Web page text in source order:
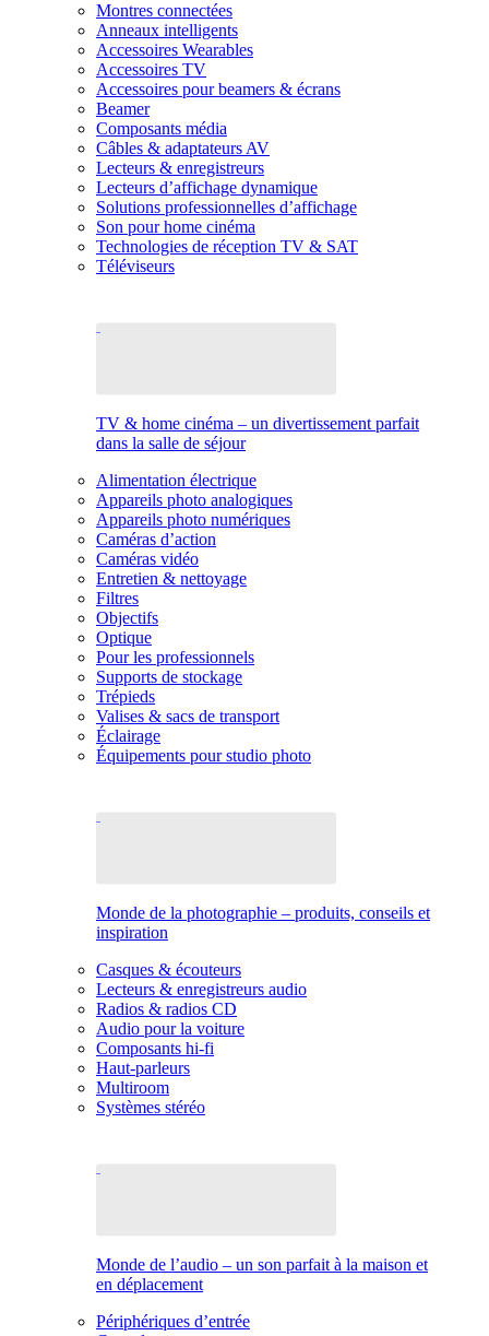
Montres connectées
Anneaux intelligents
Accessoires Wearables
Accessoires TV
Accessoires pour beamers & écrans
Beamer
Composants média
Câbles & adaptateurs AV
Lecteurs & enregistreurs
Lecteurs d’affichage dynamique
Solutions professionnelles d’affichage
Son pour home cinéma
Technologies de réception TV & SAT
Téléviseurs
TV & home cinéma – un divertissement parfait
dans la salle de séjour
Alimentation électrique
Appareils photo analogiques
Appareils photo numériques
Caméras d’action
Caméras vidéo
Entretien & nettoyage
Filtres
Objectifs
Optique
Pour les professionnels
Supports de stockage
Trépieds
Valises & sacs de transport
Éclairage
Équipements pour studio photo
Monde de la photographie – produits, conseils et
inspiration
Casques & écouteurs
Lecteurs & enregistreurs audio
Radios & radios CD
Audio pour la voiture
Composants hi-fi
Haut-parleurs
Multiroom
Systèmes stéréo
Monde de l’audio – un son parfait à la maison et
en déplacement
Périphériques d’entrée